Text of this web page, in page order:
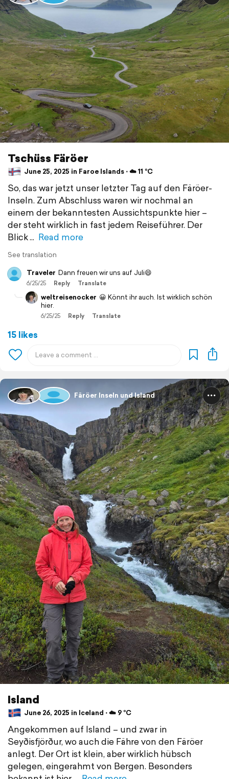
Tschüss Färöer
June 25, 2025 in Faroe Islands ⋅ ☁️ 11 °C
So, das war jetzt unser letzter Tag auf den Färöer-
Inseln. Zum Abschluss waren wir nochmal an
einem der bekanntesten Aussichtspunkte hier –
der steht wirklich in fast jedem Reiseführer. Der
Blick
Read more
See translation
Traveler Dann freuen wir uns auf Juli😄
6/25/25 Reply Translate
weltreisenocker 😀 Könnt ihr auch. Ist wirklich schön
hier.
6/25/25 Reply Translate
15 likes
Färöer Inseln und Island
Island
June 26, 2025 in Iceland ⋅ ☁️ 9 °C
Angekommen auf Island – und zwar in
Seyðisfjörður, wo auch die Fähre von den Färöer
anlegt. Der Ort ist klein, aber wirklich hübsch
gelegen, eingerahmt von Bergen. Besonders